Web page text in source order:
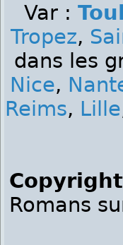
Var :
Tropez,
dans les
Nice,
Reims, Lille
Romans